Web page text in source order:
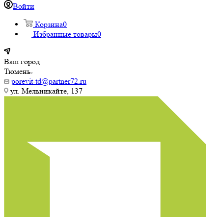
Войти
Корзина0
Избранные товары0
Ваш город
Тюмень
porevit-td@partner72.ru
ул. Мельникайте, 137